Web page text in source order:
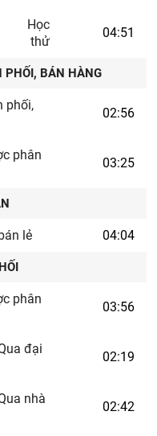
Học
thử
04:51
PHỐI, BÁN HÀNG
phối,
02:56
phân
03:25
lẻ 04:04
phân
03:56
đại
02:19
nhà
02:42